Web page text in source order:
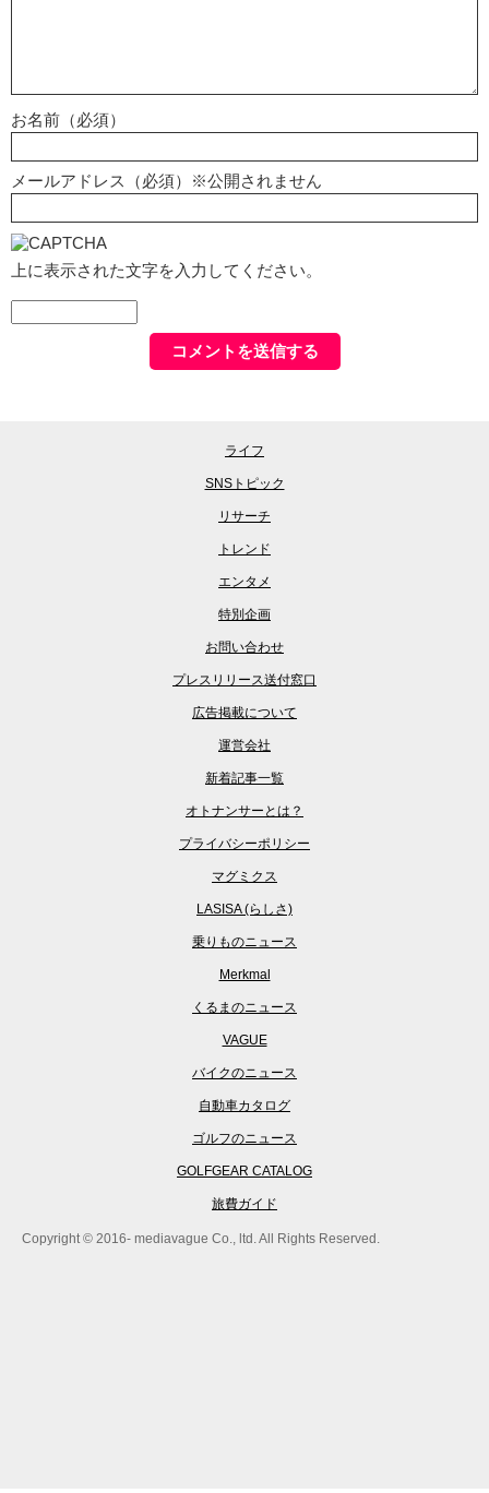
お名前（必須）
メールアドレス（必須）※公開されません
上に表示された文字を入力してください。
ライフ
SNSトピック
リサーチ
トレンド
エンタメ
特別企画
お問い合わせ
プレスリリース送付窓口
広告掲載について
運営会社
新着記事一覧
オトナンサーとは？
プライバシーポリシー
マグミクス
LASISA (らしさ)
乗りものニュース
Merkmal
くるまのニュース
VAGUE
バイクのニュース
自動車カタログ
ゴルフのニュース
GOLFGEAR CATALOG
旅費ガイド
Copyright © 2016- mediavague Co., ltd. All Rights Reserved.